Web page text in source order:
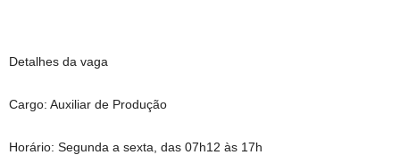
Detalhes da vaga
Cargo: Auxiliar de Produção
Horário: Segunda a sexta, das 07h12 às 17h